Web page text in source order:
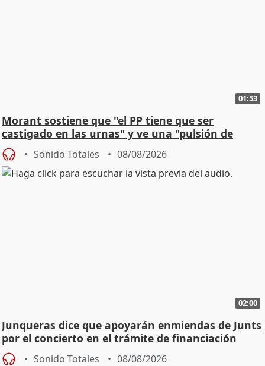
01:53
Morant sostiene que "el PP tiene que ser
castigado en las urnas" y ve una "pulsión de
cambio"
Sonido Totales 08/08/2026
02:00
Junqueras dice que apoyarán enmiendas de Junts
por el concierto en el trámite de financiación
Sonido Totales 08/08/2026